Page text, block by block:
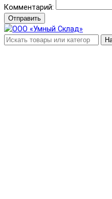
Комментарий:
Отправить